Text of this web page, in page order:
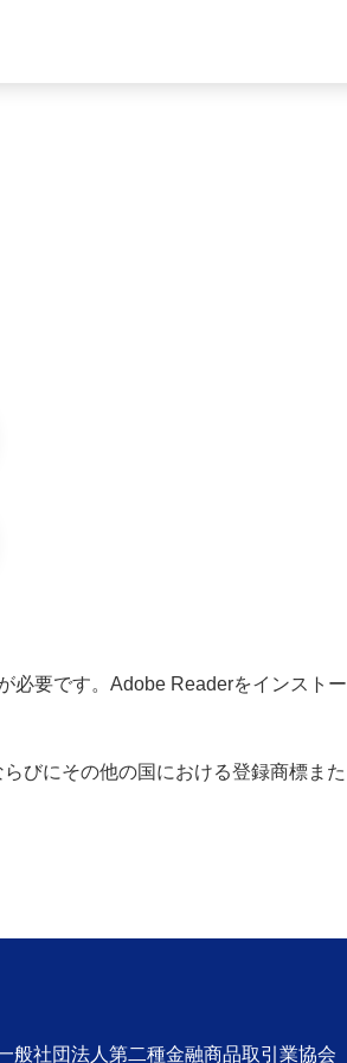
必要です。Adobe Readerをインストー
びにその他の国における登録商標また
社団法人第二種金融商品取引業協会